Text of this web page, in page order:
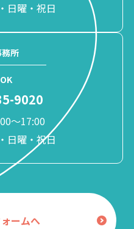
日曜・祝日
所
9020
〜17:00
日曜・祝日
ームへ